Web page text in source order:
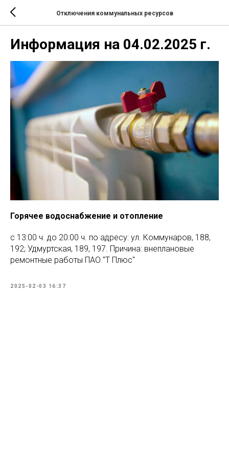
Отключения коммунальных ресурсов
Информация на 04.02.2025 г.
Горячее водоснабжение и отопление
с 13:00 ч. до 20:00 ч. по адресу: ул. Коммунаров, 188,
192; Удмуртская, 189, 197. Причина: внеплановые
ремонтные работы ПАО "Т Плюс"
2025-02-03 16:37